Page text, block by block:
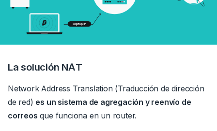
La solución NAT
Network Address Translation (Traducción de dirección
de red) es un sistema de agregación y reenvío de
correos que funciona en un router.